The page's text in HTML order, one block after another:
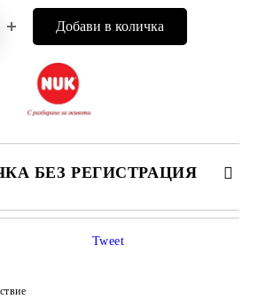
БЕЗ РЕГИСТРАЦИЯ
ПОПЪЛНЕТЕ 4 ПОЛЕТА
Tweet